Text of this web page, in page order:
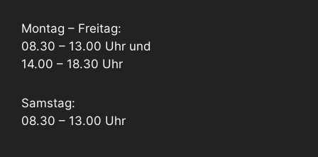
Montag – Freitag:
08.30 – 13.00 Uhr und
14.00 – 18.30 Uhr
Samstag:
08.30 – 13.00 Uhr